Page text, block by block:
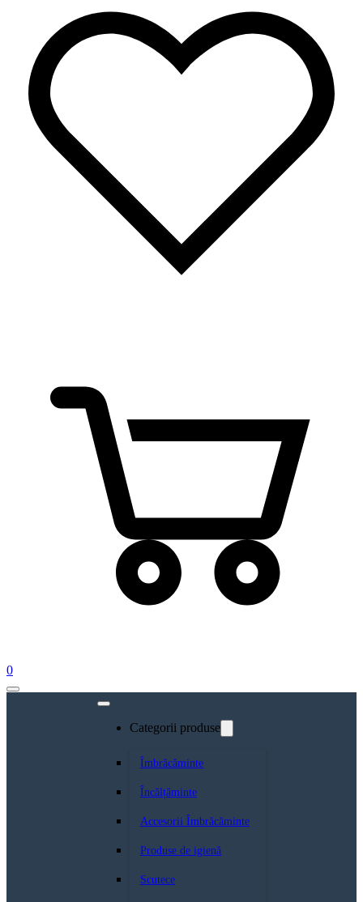
0
Categorii produse
Îmbrăcăminte
Încălțăminte
Accesorii Îmbrăcăminte
Produse de igienă
Scutece